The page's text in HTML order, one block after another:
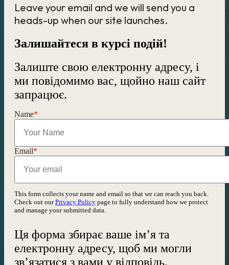
Leave your email and we will send you a
heads-up when our site launches.
Залишайтеся в курсі подій!
Залиште свою електронну адресу, і
ми повідомимо вас, щойно наш сайт
запрацює.
Name*
Email*
This form collects your name and email so that we can reach you back.
Check out ourPrivacy Policy page to fully understand how we protect
and manage your submitted data.
Ця форма збирає ваше ім’я та
електронну адресу, щоб ми могли
зв’язатися з вами у відповідь.